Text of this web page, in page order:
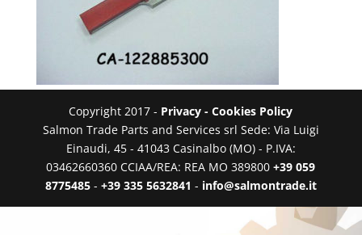
Copyright 2017 - Privacy - Cookies Policy
Salmon Trade Parts and Services srl Sede: Via Luigi
Einaudi, 45 - 41043 Casinalbo (MO) - P.IVA:
03462660360 CCIAA/REA: REA MO 389800+39 059
8775485 - +39 335 5632841 - info@salmontrade.it